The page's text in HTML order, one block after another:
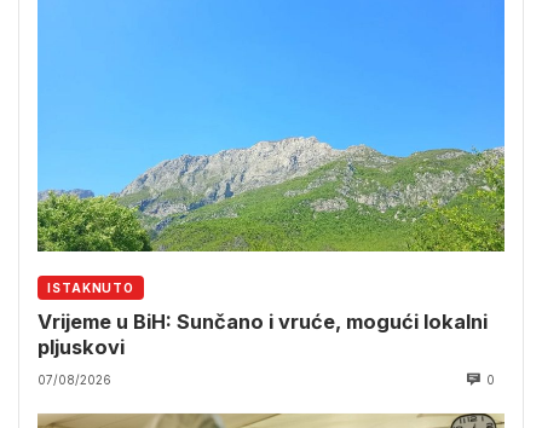
ISTAKNUTO
Vrijeme u BiH: Sunčano i vruće, mogući lokalni
pljuskovi
07/08/2026 0